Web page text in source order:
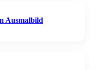
Ausmalbild